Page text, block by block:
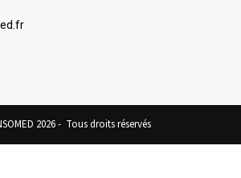
2026 - Tous droits réservés